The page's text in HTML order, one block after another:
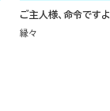
ご主人様、命令ですよ
縁々